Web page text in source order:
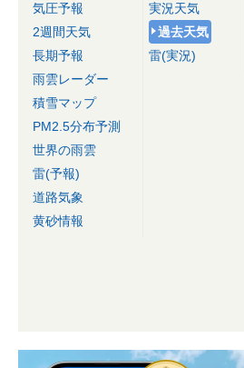
気圧予報
2週間天気
長期予報
雨雲レーダー
積雪マップ
PM2.5分布予測
世界の雨雲
雷(予報)
道路気象
黄砂情報
実況天気
過去天気
雷(実況)